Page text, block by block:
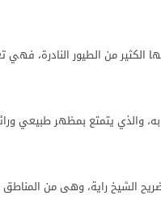
الكثير من الطيور النادرة،
والذي يتمتع بمظهر طبيعي
الشيخ راية، وهى من